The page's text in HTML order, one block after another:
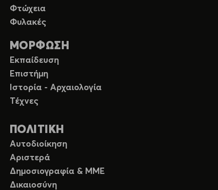
Φτώχεια
Φυλακές
ΜΟΡΦΩΣΗ
Εκπαίδευση
Επιστήμη
Ιστορία - Αρχαιολογία
Τέχνες
ΠΟΛΙΤΙΚΗ
Αυτοδιοίκηση
Αριστερά
Δημοσιογραφία & ΜΜΕ
Δικαιοσύνη